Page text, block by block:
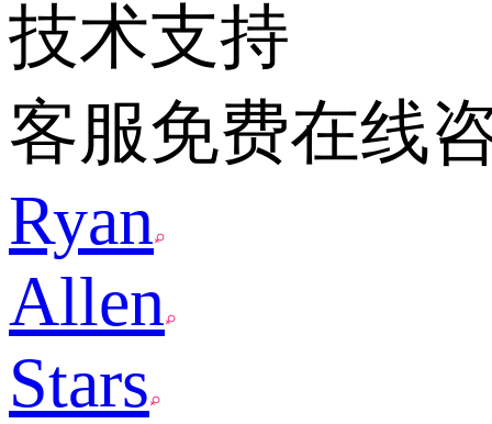
技术支持
客服免费在线
Ryan
Allen
Stars